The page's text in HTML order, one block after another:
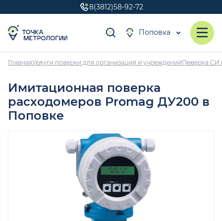
8(3812)58-92-72
Поповка
ГлавнаяУслуги поверки для организаций и учрежденийПоверка СИ
Имитационная поверка
расходомеров Promag ДУ200 в
Поповке